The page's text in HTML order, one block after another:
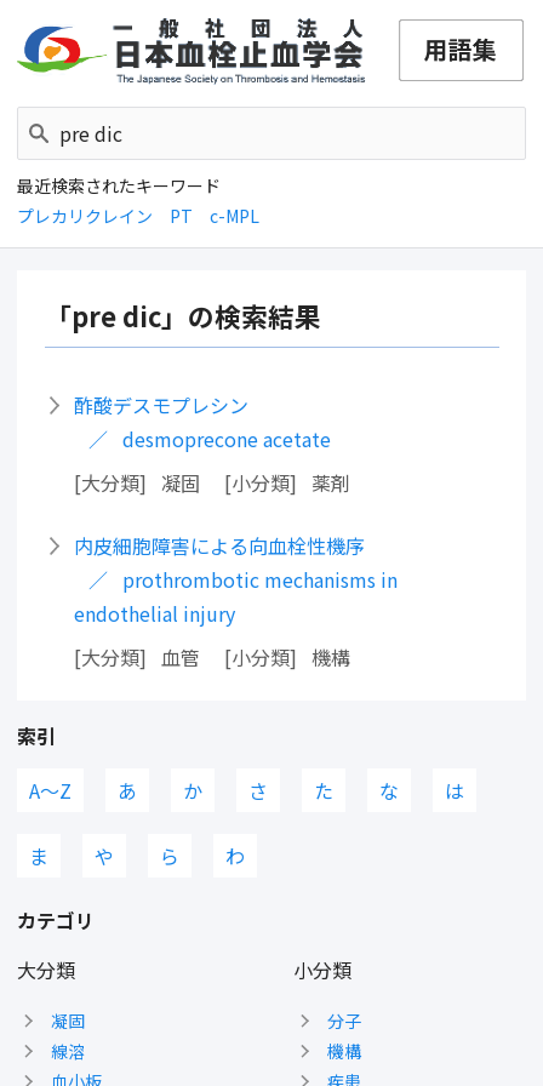
最近検索されたキーワード
プレカリクレイン
PT c-MPL
「pre dic」の検索結果
酢酸デスモプレシン
desmoprecone acetate
大分類
凝固 小分類 薬剤
内皮細胞障害による向血栓性機序
prothrombotic mechanisms in
endothelial injury
大分類
血管 小分類 機構
索引
A〜Z
あ か さ た な は
ま や ら わ
カテゴリ
大分類
凝固
線溶
小分類
分子
機構